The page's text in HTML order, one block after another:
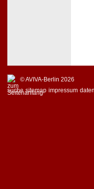
© AVIVA-Berlin 2026
suche sitemap impressum